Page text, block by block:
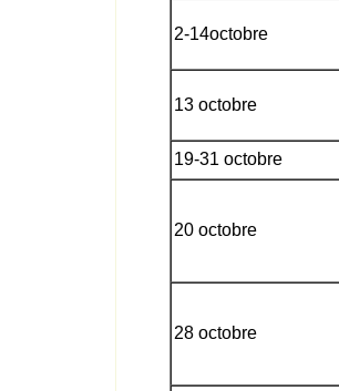
2-14octobre
13 octobre
19-31 octobre
20 octobre
28 octobre